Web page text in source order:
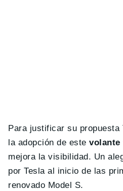
Para justificar su propuesta
la adopción de estevolante
mejora la visibilidad. Un
por Tesla al inicio de las
renovado Model S.